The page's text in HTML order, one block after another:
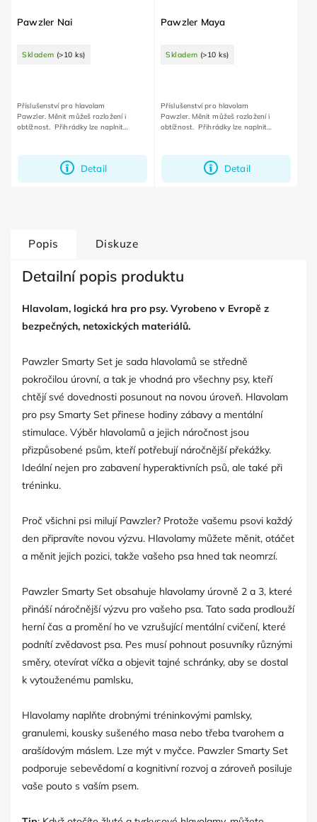
Pawzler Nai
Skladem (>10 ks)
Detail
Příslušenství pro hlavolam
Pawzler. Měnit můžeš rozložení i
obtížnost. Přihrádky lze naplnit
Pawzler Maya
Skladem (>10 ks)
Detail
Příslušenství pro hlavolam
Pawzler. Měnit můžeš rozložení i
obtížnost. Přihrádky lze naplnit
Popis Diskuze
Detailní popis produktu
Hlavolam, logická hra pro psy. Vyrobeno v Evropě z
bezpečných, netoxických materiálů.
Pawzler Smarty Set je sada hlavolamů se středně
pokročilou úrovní, a tak je vhodná pro všechny psy, kteří
chtějí své dovednosti posunout na novou úroveň. Hlavolam
pro psy Smarty Set přinese hodiny zábavy a mentální
stimulace. Výběr hlavolamů a jejich náročnost jsou
přizpůsobené psům, kteří potřebují náročnější překážky.
Ideální nejen pro zabavení hyperaktivních psů, ale také při
tréninku.
Proč všichni psi milují Pawzler? Protože vašemu psovi každý
den připravíte novou výzvu. Hlavolamy můžete měnit, otáčet
a měnit jejich pozici, takže vašeho psa hned tak neomrzí.
Pawzler Smarty Set obsahuje hlavolamy úrovně 2 a 3, které
přináší náročnější výzvu pro vašeho psa. Tato sada prodlouží
herní čas a promění ho ve vzrušující mentální cvičení, které
podnítí zvědavost psa. Pes musí pohnout posuvníky různými
směry, otevírat víčka a objevit tajné schránky, aby se dostal
k vytouženému pamlsku,
Hlavolamy naplňte drobnými tréninkovými pamlsky,
granulemi, kousky sušeného masa nebo třeba tvarohem a
arašídovým máslem. Lze mýt v myčce. Pawzler Smarty Set
podporuje sebevědomí a kognitivní rozvoj a zároveň posiluje
vaše pouto s vaším psem.